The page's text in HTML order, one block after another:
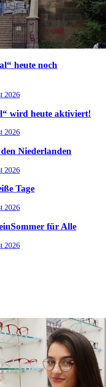
heute noch
2026
wird heute aktiviert!
2026
Niederlanden
2026
Tage
2026
für Alle
2026